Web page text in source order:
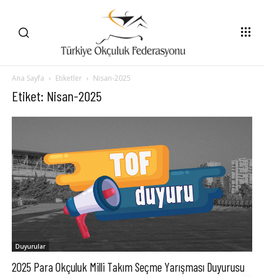
Ana Sayfa Etiketler Nisan-2025
Etiket: Nisan-2025
Duyurular
2025 Para Okçuluk Milli Takım Seçme Yarışması Duyurusu